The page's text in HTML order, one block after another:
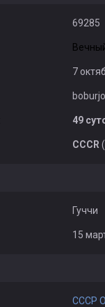
69285
7
49
CCCR
Гуччи
15
CCCP